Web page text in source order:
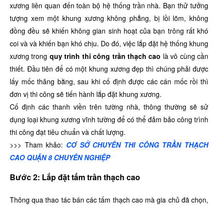
xương liên quan đến toàn bộ hệ thống trần nhà. Bạn thử tưởng
tượng xem một khung xương không phẳng, bị lồi lõm, không
đồng đều sẽ khiến không gian sinh hoạt của bạn trông rất khó
coi và và khiến bạn khó chịu. Do đó, việc lắp đặt hệ thống khung
xương trong quy trình thi công trần thạch cao là vô cùng cần
thiết. Đầu tiên để có một khung xương đẹp thì chúng phải được
lấy mốc thăng bằng, sau khi cố định được các cán mốc rồi thì
đơn vị thi công sẽ tiến hành lắp đặt khung xương.
Cố định các thanh viền trên tường nhà, thông thường sẽ sử
dụng loại khung xương vĩnh tường để có thể đảm bảo công trình
thi công đạt tiêu chuẩn và chất lượng.
>>> Tham khảo: CƠ SỞ CHUYÊN THI CÔNG TRẦN THẠCH
CAO QUẬN 8 CHUYÊN NGHIỆP
Bước 2: Lắp đặt tấm trần thạch cao
Thông qua thao tác bán các tấm thạch cao mà gia chủ đã chọn,